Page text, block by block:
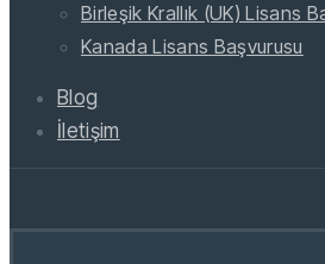
Birleşik Krallık (UK) Lisans
Kanada Lisans Başvurusu
Blog
İletişim